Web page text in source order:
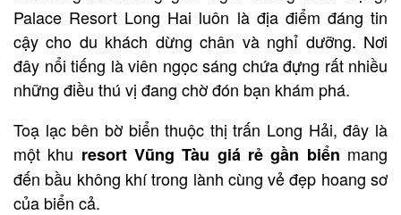
Palace Resort Long Hai luôn là địa điểm đáng tin
cậy cho du khách dừng chân và nghỉ dưỡng. Nơi
đây nổi tiếng là viên ngọc sáng chứa đựng rất nhiều
những điều thú vị đang chờ đón bạn khám phá.
Toạ lạc bên bờ biển thuộc thị trấn Long Hải, đây là
một khu resort Vũng Tàu giá rẻ gần biển mang
đến bầu không khí trong lành cùng vẻ đẹp hoang sơ
của biển cả.